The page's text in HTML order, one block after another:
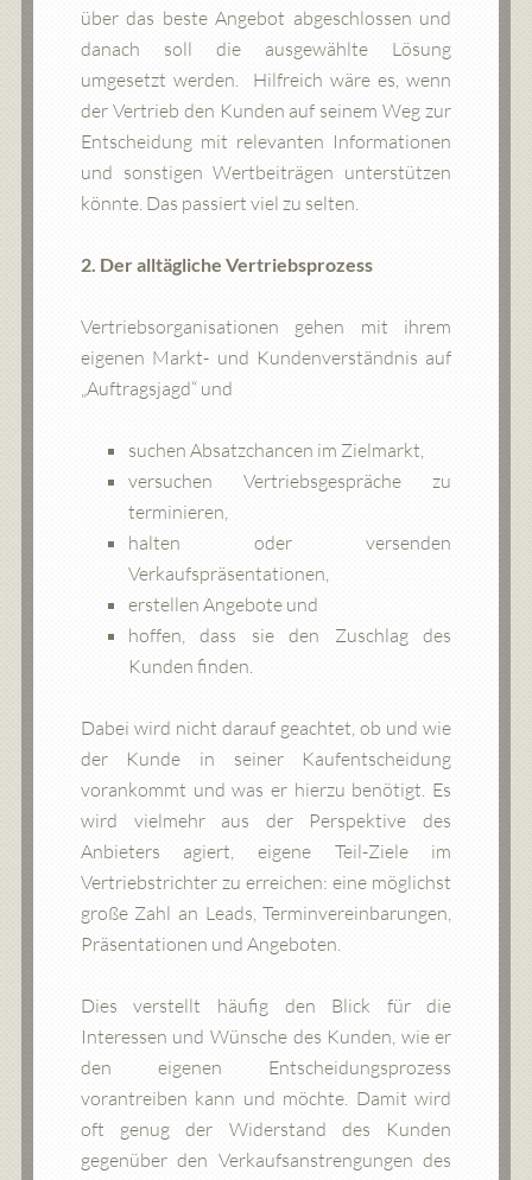
über das beste Angebot abgeschlossen und
danach soll die ausgewählte Lösung
umgesetzt werden. Hilfreich wäre es, wenn
der Vertrieb den Kunden auf seinem Weg zur
Entscheidung mit relevanten Informationen
und sonstigen Wertbeiträgen unterstützen
könnte. Das passiert viel zu selten.
2. Der alltägliche Vertriebsprozess
Vertriebsorganisationen gehen mit ihrem
eigenen Markt- und Kundenverständnis auf
„Auftragsjagd“ und
suchen Absatzchancen im Zielmarkt,
versuchen Vertriebsgespräche zu
terminieren,
halten oder versenden
Verkaufspräsentationen,
erstellen Angebote und
hoffen, dass sie den Zuschlag des
Kunden finden.
Dabei wird nicht darauf geachtet, ob und wie
der Kunde in seiner Kaufentscheidung
vorankommt und was er hierzu benötigt. Es
wird vielmehr aus der Perspektive des
Anbieters agiert, eigene Teil-Ziele im
Vertriebstrichter zu erreichen: eine möglichst
große Zahl an Leads, Terminvereinbarungen,
Präsentationen und Angeboten.
Dies verstellt häufig den Blick für die
Interessen und Wünsche des Kunden, wie er
den eigenen Entscheidungsprozess
vorantreiben kann und möchte. Damit wird
oft genug der Widerstand des Kunden
gegenüber den Verkaufsanstrengungen des